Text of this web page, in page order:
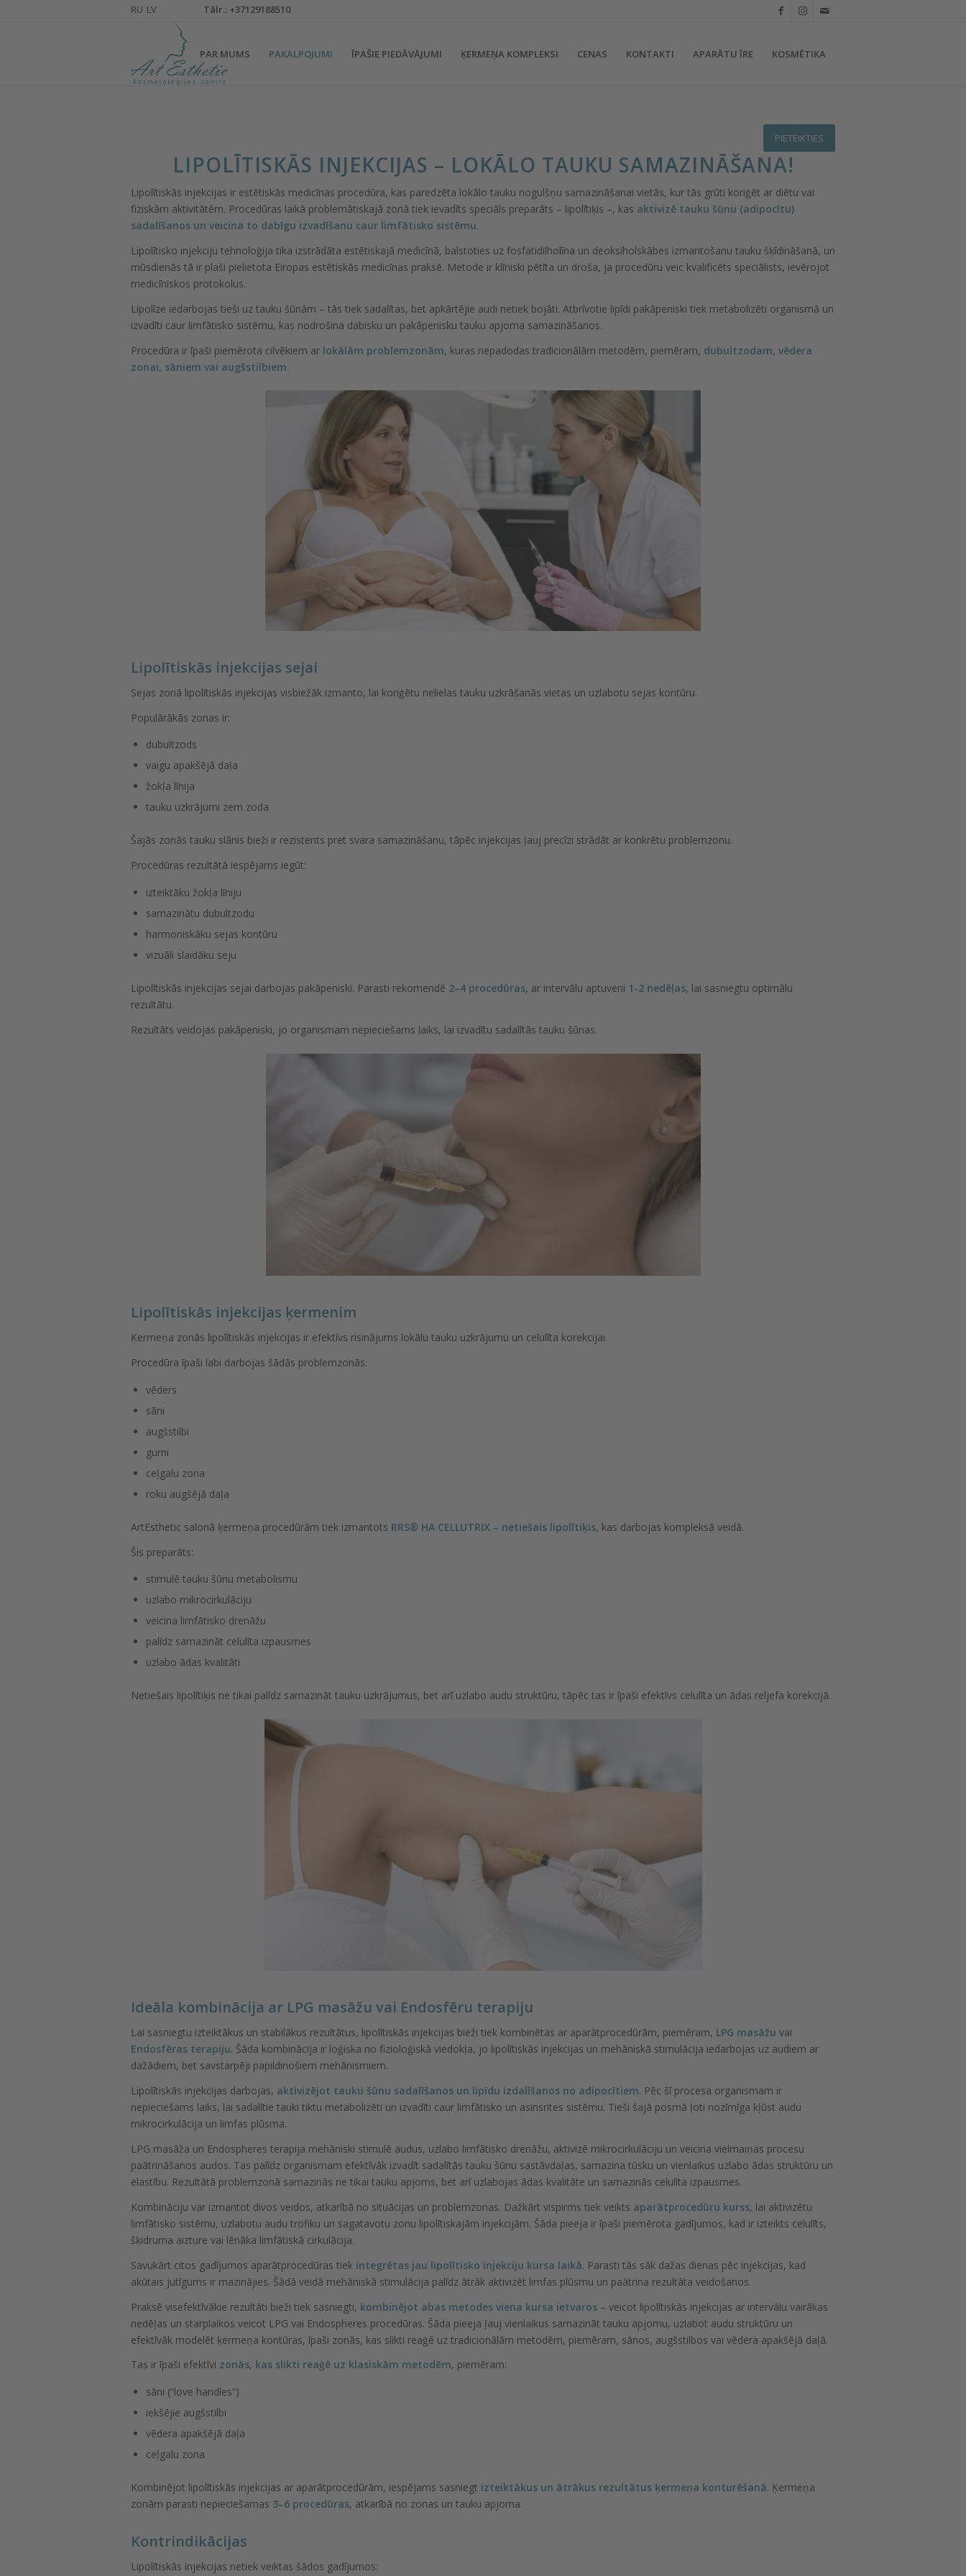
Тālr.: +37129188510
PAR MUMS PAKALPOJUMI ĪPAŠIE PIEDĀVĀJUMI ĶERMEŅA KOMPLEKSI CENAS KONTAKTI APARĀTU ĪRE KOSMĒTIKA
PIETEIKTIES
LIPOLĪTISKĀS INJEKCIJAS – LOKĀLO TAUKU SAMAZINĀŠANA!
Lipolītiskās injekcijas ir estētiskās medicīnas procedūra, kas paredzēta lokālo tauku nogulšņu samazināšanai vietās, kur tās grūti koriģēt ar diētu vai
fiziskām aktivitātēm. Procedūras laikā problemātiskajā zonā tiek ievadīts speciāls preparāts – lipolītiķis –, kas aktivizē tauku šūnu (adipocītu)
sadalīšanos un veicina to dabīgu izvadīšanu caur limfātisko sistēmu.
Lipolītisko injekciju tehnoloģija tika izstrādāta estētiskajā medicīnā, balstoties uz fosfatidilholīna un deoksiholskābes izmantošanu tauku šķīdināšanā, un
mūsdienās tā ir plaši pielietota Eiropas estētiskās medicīnas praksē. Metode ir klīniski pētīta un droša, ja procedūru veic kvalificēts speciālists, ievērojot
medicīniskos protokolus.
Lipolīze iedarbojas tieši uz tauku šūnām – tās tiek sadalītas, bet apkārtējie audi netiek bojāti. Atbrīvotie lipīdi pakāpeniski tiek metabolizēti organismā un
izvadīti caur limfātisko sistēmu, kas nodrošina dabisku un pakāpenisku tauku apjoma samazināšanos.
Procedūra ir īpaši piemērota cilvēkiem ar lokālām problemzonām, kuras nepadodas tradicionālām metodēm, piemēram, dubultzodam, vēdera
zonai, sāniem vai augšstilbiem.
Lipolītiskās injekcijas sejai
Sejas zonā lipolītiskās injekcijas visbiežāk izmanto, lai koriģētu nelielas tauku uzkrāšanās vietas un uzlabotu sejas kontūru.
Populārākās zonas ir:
dubultzods
vaigu apakšējā daļa
žokļa līnija
tauku uzkrājumi zem zoda
Šajās zonās tauku slānis bieži ir rezistents pret svara samazināšanu, tāpēc injekcijas ļauj precīzi strādāt ar konkrētu problemzonu.
Procedūras rezultātā iespējams iegūt:
izteiktāku žokļa līniju
samazinātu dubultzodu
harmoniskāku sejas kontūru
vizuāli slaidāku seju
Lipolītiskās injekcijas sejai darbojas pakāpeniski. Parasti rekomendē 2–4 procedūras, ar intervālu aptuveni 1-2 nedēļas, lai sasniegtu optimālu
rezultātu.
Rezultāts veidojas pakāpeniski, jo organismam nepieciešams laiks, lai izvadītu sadalītās tauku šūnas.
Lipolītiskās injekcijas ķermenim
Ķermeņa zonās lipolītiskās injekcijas ir efektīvs risinājums lokālu tauku uzkrājumu un celulīta korekcijai.
Procedūra īpaši labi darbojas šādās problemzonās:
vēders
sāni
augšstilbi
gurni
ceļgalu zona
roku augšējā daļa
ArtEsthetic salonā ķermeņa procedūrām tiek izmantots RRS® HA CELLUTRIX – netiešais lipolītiķis, kas darbojas kompleksā veidā.
Šis preparāts:
stimulē tauku šūnu metabolismu
uzlabo mikrocirkulāciju
veicina limfātisko drenāžu
palīdz samazināt celulīta izpausmes
uzlabo ādas kvalitāti
Netiešais lipolītiķis ne tikai palīdz samazināt tauku uzkrājumus, bet arī uzlabo audu struktūru, tāpēc tas ir īpaši efektīvs celulīta un ādas reljefa korekcijā.
Ideāla kombinācija ar LPG masāžu vai Endosfēru terapiju
Lai sasniegtu izteiktākus un stabilākus rezultātus, lipolītiskās injekcijas bieži tiek kombinētas ar aparātprocedūrām, piemēram, LPG masāžu vai
Endosfēras terapiju. Šāda kombinācija ir loģiska no fizioloģiskā viedokļa, jo lipolītiskās injekcijas un mehāniskā stimulācija iedarbojas uz audiem ar
dažādiem, bet savstarpēji papildinošiem mehānismiem.
Lipolītiskās injekcijas darbojas, aktivizējot tauku šūnu sadalīšanos un lipīdu izdalīšanos no adipocītiem. Pēc šī procesa organismam ir
nepieciešams laiks, lai sadalītie tauki tiktu metabolizēti un izvadīti caur limfātisko un asinsrites sistēmu. Tieši šajā posmā ļoti nozīmīga kļūst audu
mikrocirkulācija un limfas plūsma.
LPG masāža un Endospheres terapija mehāniski stimulē audus, uzlabo limfātisko drenāžu, aktivizē mikrocirkulāciju un veicina vielmaiņas procesu
paātrināšanos audos. Tas palīdz organismam efektīvāk izvadīt sadalītās tauku šūnu sastāvdaļas, samazina tūsku un vienlaikus uzlabo ādas struktūru un
elastību. Rezultātā problemzonā samazinās ne tikai tauku apjoms, bet arī uzlabojas ādas kvalitāte un samazinās celulīta izpausmes.
Kombināciju var izmantot divos veidos, atkarībā no situācijas un problemzonas. Dažkārt vispirms tiek veikts aparātprocedūru kurss, lai aktivizētu
limfātisko sistēmu, uzlabotu audu trofiku un sagatavotu zonu lipolītiskajām injekcijām. Šāda pieeja ir īpaši piemērota gadījumos, kad ir izteikts celulīts,
šķidruma aizture vai lēnāka limfātiskā cirkulācija.
Savukārt citos gadījumos aparātprocedūras tiek integrētas jau lipolītisko injekciju kursa laikā. Parasti tās sāk dažas dienas pēc injekcijas, kad
akūtais jutīgums ir mazinājies. Šādā veidā mehāniskā stimulācija palīdz ātrāk aktivizēt limfas plūsmu un paātrina rezultāta veidošanos.
Praksē visefektīvākie rezultāti bieži tiek sasniegti, kombinējot abas metodes viena kursa ietvaros – veicot lipolītiskās injekcijas ar intervālu vairākas
nedēļas un starplaikos veicot LPG vai Endospheres procedūras. Šāda pieeja ļauj vienlaikus samazināt tauku apjomu, uzlabot audu struktūru un
efektīvāk modelēt ķermeņa kontūras, īpaši zonās, kas slikti reaģē uz tradicionālām metodēm, piemēram, sānos, augšstilbos vai vēdera apakšējā daļā.
Tas ir īpaši efektīvi zonās, kas slikti reaģē uz klasiskām metodēm, piemēram:
sāni (“love handles”)
iekšējie augšstilbi
vēdera apakšējā daļa
ceļgalu zona
Kombinējot lipolītiskās injekcijas ar aparātprocedūrām, iespējams sasniegt izteiktākus un ātrākus rezultātus ķermeņa konturēšanā. Ķermeņa
zonām parasti nepieciešamas 3–6 procedūras, atkarībā no zonas un tauku apjoma.
Kontrindikācijas
Lipolītiskās injekcijas netiek veiktas šādos gadījumos: